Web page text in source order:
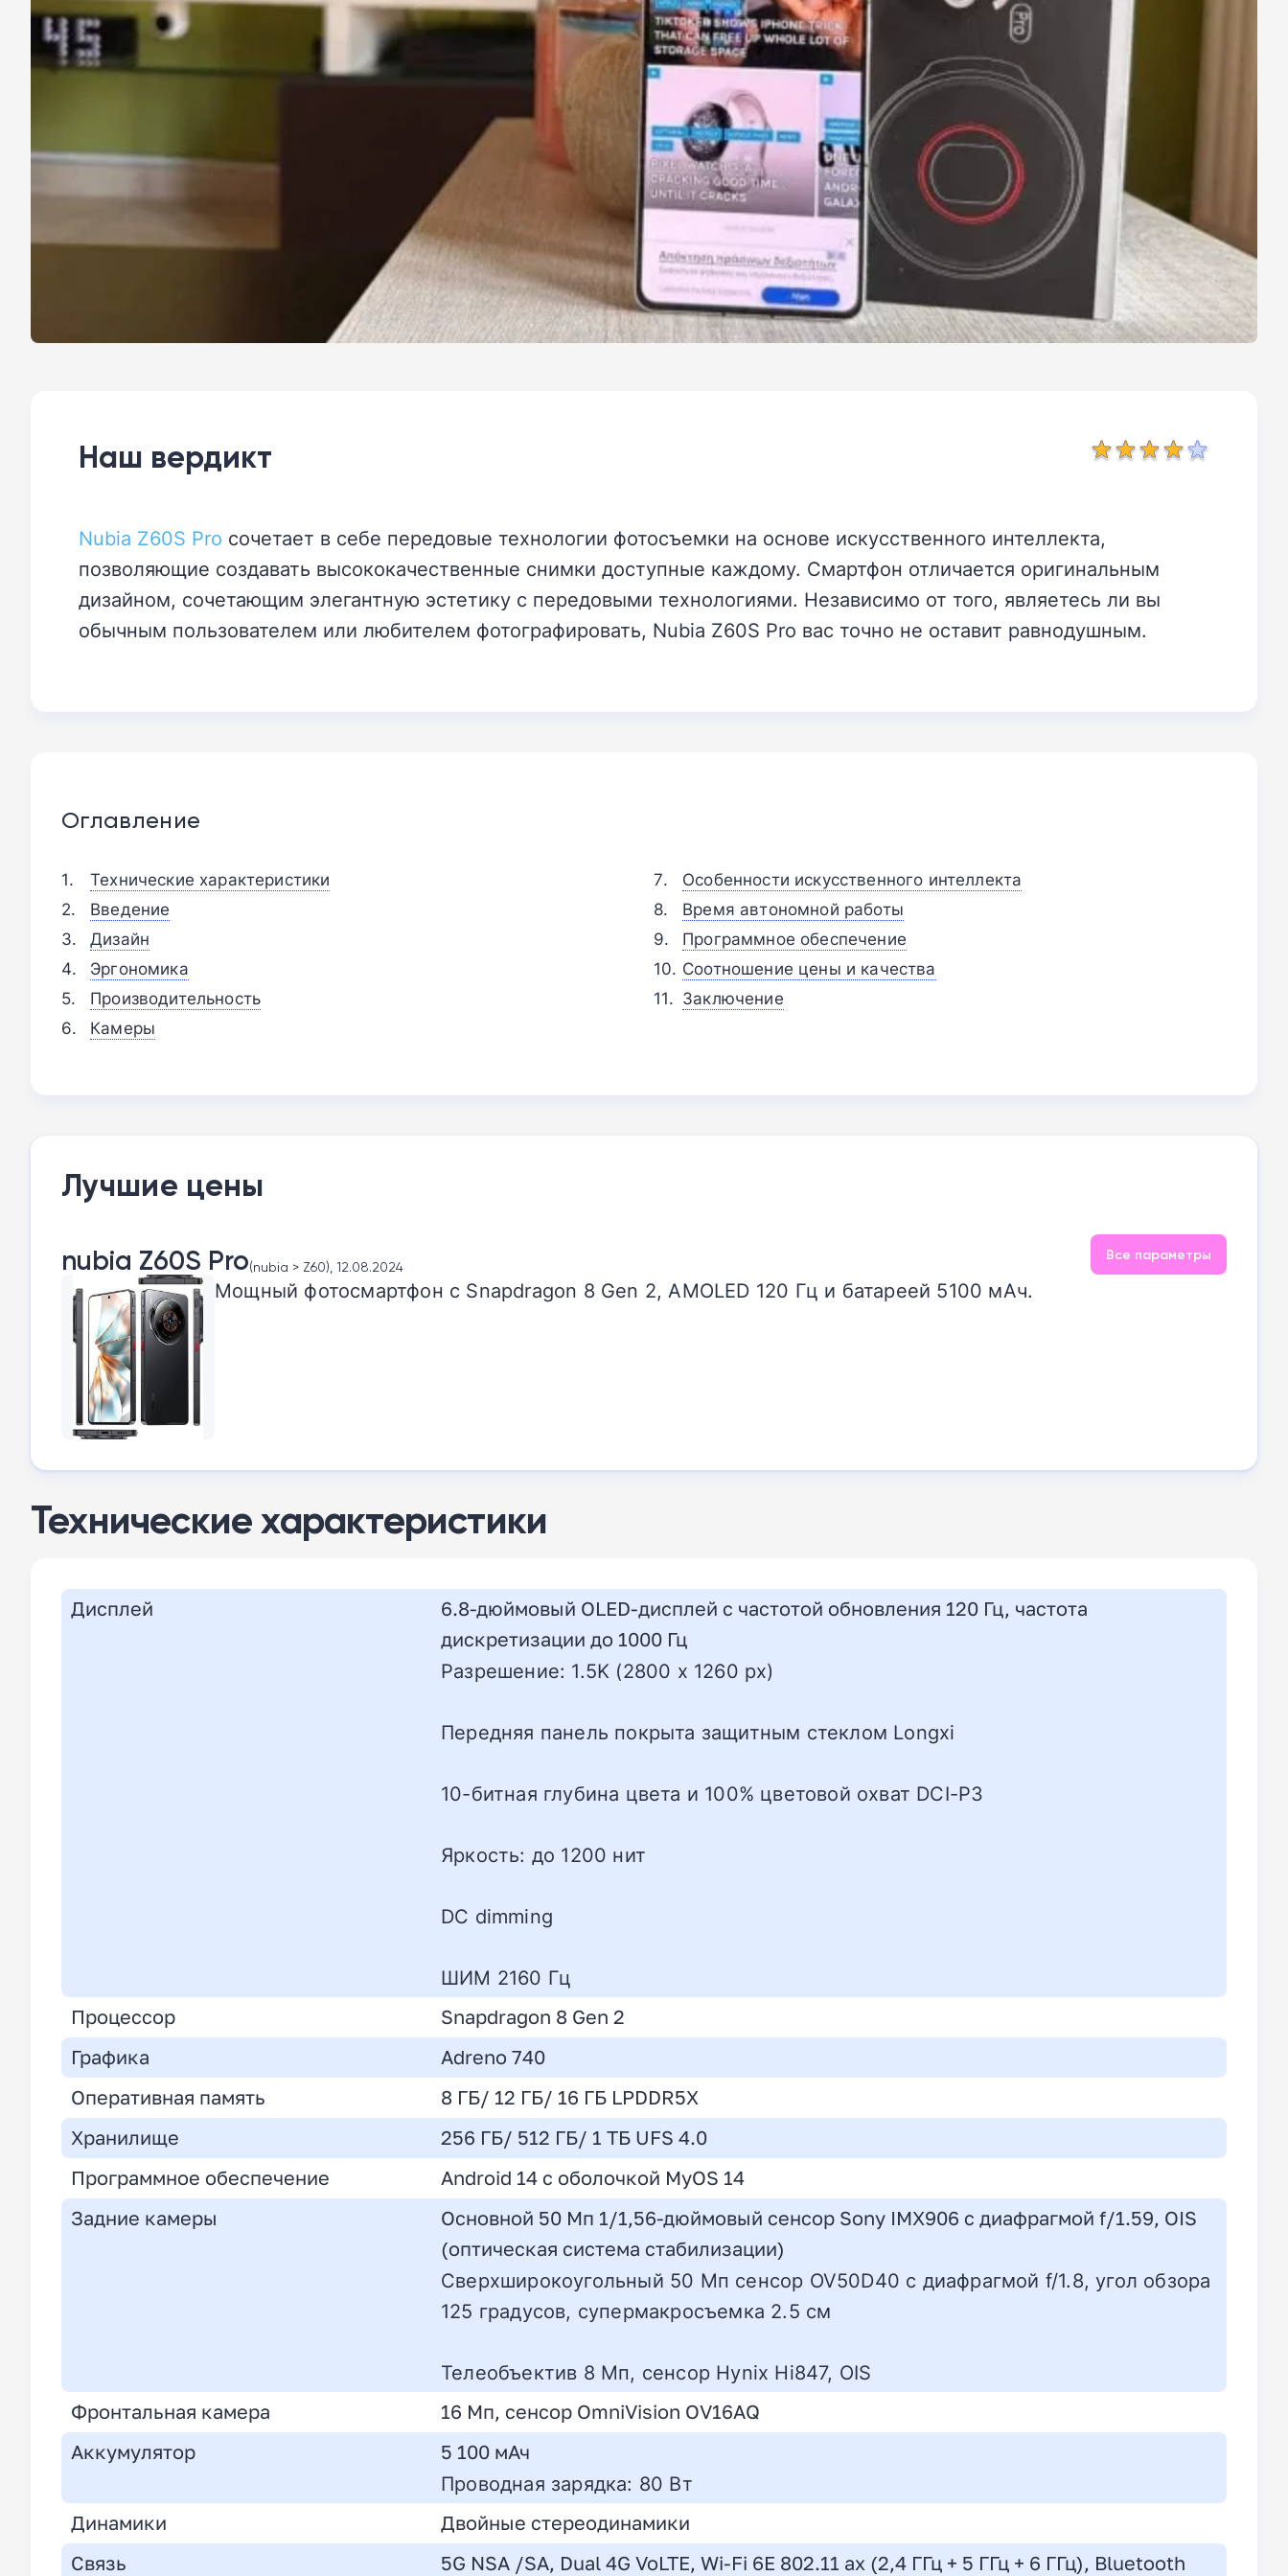
Наш вердикт
Nubia Z60S Pro сочетает в себе передовые технологии фотосъемки на основе искусственного интеллекта,
позволяющие создавать высококачественные снимки доступные каждому. Смартфон отличается оригинальным
дизайном, сочетающим элегантную эстетику с передовыми технологиями. Независимо от того, являетесь ли вы
обычным пользователем или любителем фотографировать, Nubia Z60S Pro вас точно не оставит равнодушным.
Оглавление
Технические характеристики
Введение
Дизайн
Эргономика
Производительность
Камеры
Особенности искусственного интеллекта
Время автономной работы
Программное обеспечение
Соотношение цены и качества
Заключение
Лучшие цены
nubia Z60S Pro(nubia > Z60), 12.08.2024
Все параметры
Мощный фотосмартфон с Snapdragon 8 Gen 2, AMOLED 120 Гц и батареей 5100 мАч.
Технические характеристики
Дисплей
6.8-дюймовый OLED-дисплей с частотой обновления 120 Гц, частота
дискретизации до 1000 Гц
Разрешение: 1.5K (2800 x 1260 px)
Передняя панель покрыта защитным стеклом Longxi
10-битная глубина цвета и 100% цветовой охват DCI-P3
Яркость: до 1200 нит
DC dimming
ШИМ 2160 Гц
Процессор
Snapdragon 8 Gen 2
Графика
Adreno 740
Оперативная память
8 ГБ/ 12 ГБ/ 16 ГБ LPDDR5X
Хранилище
256 ГБ/ 512 ГБ/ 1 ТБ UFS 4.0
Программное обеспечение
Android 14 с оболочкой MyOS 14
Задние камеры
Основной 50 Мп 1/1,56-дюймовый сенсор Sony IMX906 с диафрагмой f/1.59, OIS
(оптическая система стабилизации)
Сверхширокоугольный 50 Мп сенсор OV50D40 с диафрагмой f/1.8, угол обзора
125 градусов, супермакросъемка 2.5 см
Телеобъектив 8 Мп, сенсор Hynix Hi847, OIS
Фронтальная камера
16 Мп, сенсор OmniVision OV16AQ
Аккумулятор
5 100 мАч
Проводная зарядка: 80 Вт
Динамики
Двойные стереодинамики
Связь
5G NSA /SA, Dual 4G VoLTE, Wi-Fi 6E 802.11 ax (2,4 ГГц + 5 ГГц + 6 ГГц), Bluetooth